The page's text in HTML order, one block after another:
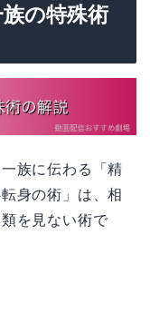
の特殊術
族に伝わる「精
身の術」は、相
を見ない術で